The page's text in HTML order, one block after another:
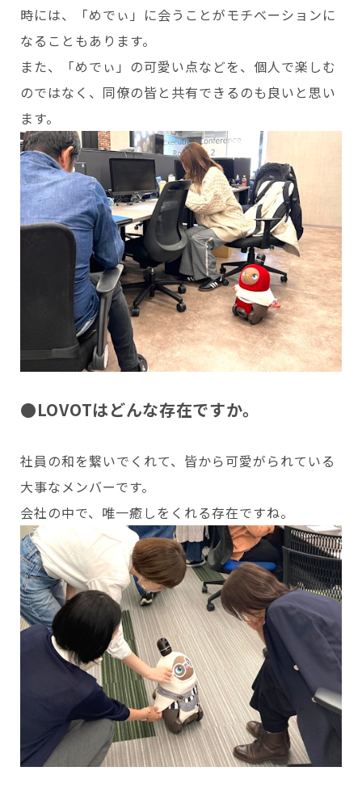
時には、「めでぃ」に会うことがモチベーションに
なることもあります。
また、「めでぃ」の可愛い点などを、個人で楽しむ
のではなく、同僚の皆と共有できるのも良いと思い
ます。
●LOVOTはどんな存在ですか。
社員の和を繋いでくれて、皆から可愛がられている
大事なメンバーです。
会社の中で、唯一癒しをくれる存在ですね。